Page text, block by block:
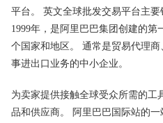
平台。 英文全球批发交易平台主
1999年，是阿里巴巴集团创建的第
个国家和地区。 通常是贸易代理
事进出口业务的中小企业。
为卖家提供接触全球受众所需的工
品和供应商。 阿里巴巴国际站的